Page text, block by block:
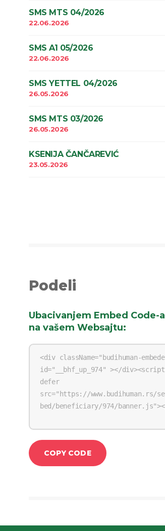
SMS MTS 04/2026
22.06.2026
SMS A1 05/2026
22.06.2026
SMS YETTEL 04/2026
26.05.2026
SMS MTS 03/2026
26.05.2026
KSENIJA ČANČAREVIĆ
23.05.2026
Podeli
Ubacivanjem Embed Code-a
na vašem Websajtu:
COPY CODE